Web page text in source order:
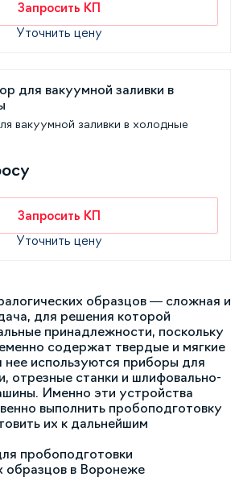
Запросить КП
Уточнить цену
вакуумной заливки в холодные
Запросить КП
Уточнить цену
образцов — сложная и
для решения которой
принадлежности, поскольку
содержат твердые и мягкие
используются приборы для
отрезные станки и шлифовально-
Именно эти устройства
выполнить пробоподготовку
их к дальнейшим
пробоподготовки
образцов в Воронеже